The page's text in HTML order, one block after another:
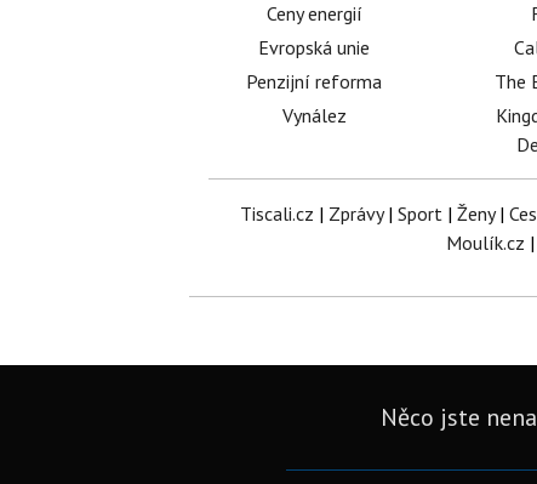
Ceny energií
Evropská unie
Penzijní reforma
Vynález
The
Tiscali.cz | Zprávy| Sport| Ženy|
Moulík.cz |
Něco jste